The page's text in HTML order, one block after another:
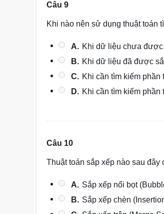
Câu 9
Khi nào nên sử dụng thuật toán
A. Khi dữ liệu chưa được
B. Khi dữ liệu đã được
C. Khi cần tìm kiếm phần
D. Khi cần tìm kiếm phần
Câu 10
Thuật toán sắp xếp nào sau
A. Sắp xếp nổi bọt
B. Sắp xếp chèn